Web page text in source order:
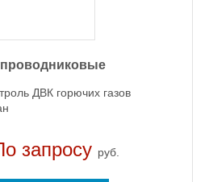
ДВК горючих газов
запросу руб.